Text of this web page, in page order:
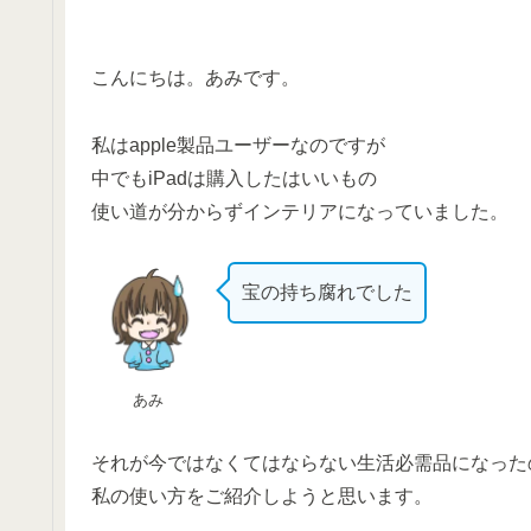
こんにちは。あみです。
私はapple製品ユーザーなのですが
中でもiPadは購入したはいいもの
使い道が分からずインテリアになっていました。
あみ
宝の持ち腐れでした
それが今ではなくてはならない生活必需品になっ
私の使い方をご紹介しようと思います。